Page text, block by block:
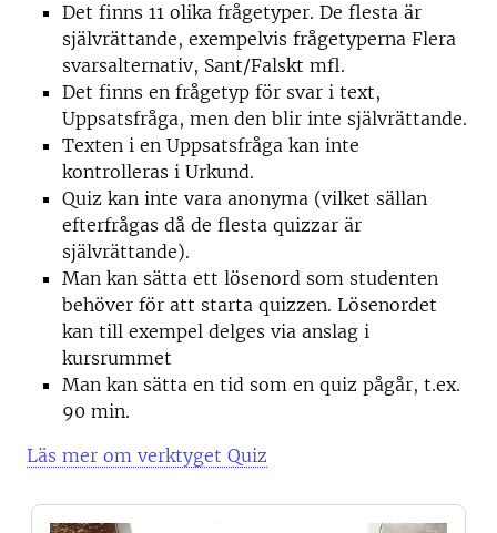
Det finns 11 olika frågetyper. De flesta är
självrättande, exempelvis frågetyperna Flera
svarsalternativ, Sant/Falskt mfl.
Det finns en frågetyp för svar i text,
Uppsatsfråga, men den blir inte självrättande.
Texten i en Uppsatsfråga kan inte
kontrolleras i Urkund.
Quiz kan inte vara anonyma (vilket sällan
efterfrågas då de flesta quizzar är
självrättande).
Man kan sätta ett lösenord som studenten
behöver för att starta quizzen. Lösenordet
kan till exempel delges via anslag i
kursrummet
Man kan sätta en tid som en quiz pågår, t.ex.
90 min.
Läs mer om verktyget Quiz